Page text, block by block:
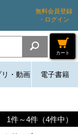
無料会員登録
・ログイン
カート
リ・動画 電子書籍
1件～4件（4件中）